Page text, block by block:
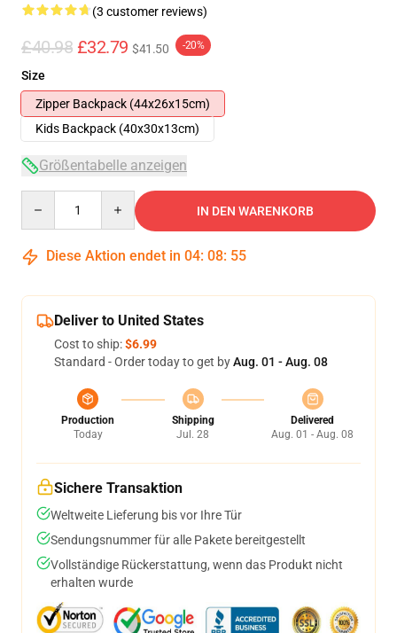
(3 customer reviews)
£40.98 £32.79 $41.50 -20%
Size
Zipper Backpack (44x26x15cm)
Kids Backpack (40x30x13cm)
Größentabelle anzeigen
IN DEN WARENKORB
Diese Aktion endet in 04: 08: 54
Deliver to United States
Cost to ship:$6.99
Standard - Order today to get byAug. 01 - Aug. 08
Production
Today
Shipping
Jul. 28
Delivered
Aug. 01 - Aug. 08
Sichere Transaktion
Weltweite Lieferung bis vor Ihre Tür
Sendungsnummer für alle Pakete bereitgestellt
Vollständige Rückerstattung, wenn das Produkt nicht
erhalten wurde